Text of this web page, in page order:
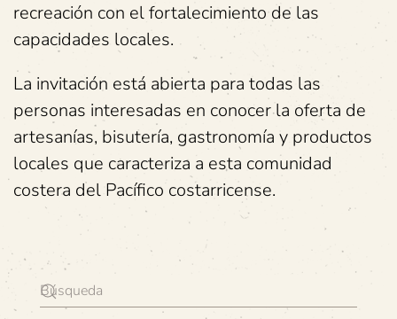
recreación con el fortalecimiento de las
capacidades locales.
La invitación está abierta para todas las
personas interesadas en conocer la oferta de
artesanías, bisutería, gastronomía y productos
locales que caracteriza a esta comunidad
costera del Pacífico costarricense.